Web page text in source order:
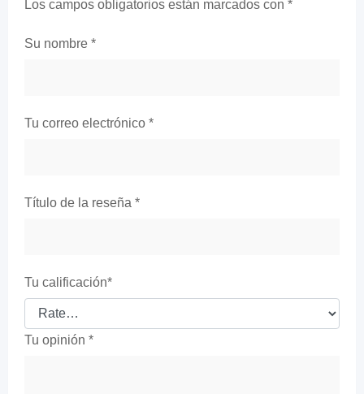
Los campos obligatorios están marcados con *
Su nombre *
Tu correo electrónico *
Título de la reseña *
Tu calificación*
Tu opinión *